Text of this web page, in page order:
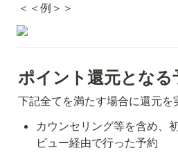
＜＜例＞＞
ポイント還元となる
下記全てを満たす場合に還元を
カウンセリング等を含め、
ビュー経由で行った予約